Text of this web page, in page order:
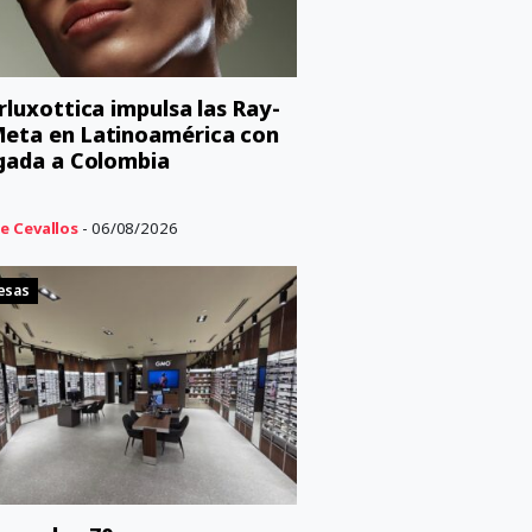
impulsa las Ray-
en Latinoamérica con
a Colombia
Cevallos - 06/08/2026